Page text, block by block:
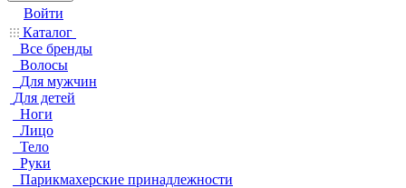
Войти
Каталог
Все бренды
Волосы
Для мужчин
Для детей
Ноги
Лицо
Тело
Руки
Парикмахерские принадлежности